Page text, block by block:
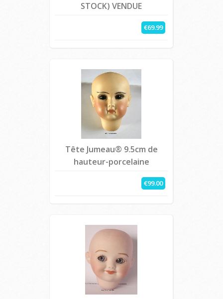
STOCK) VENDUE
€69.99
Tête Jumeau® 9.5cm de
hauteur-porcelaine
€99.00